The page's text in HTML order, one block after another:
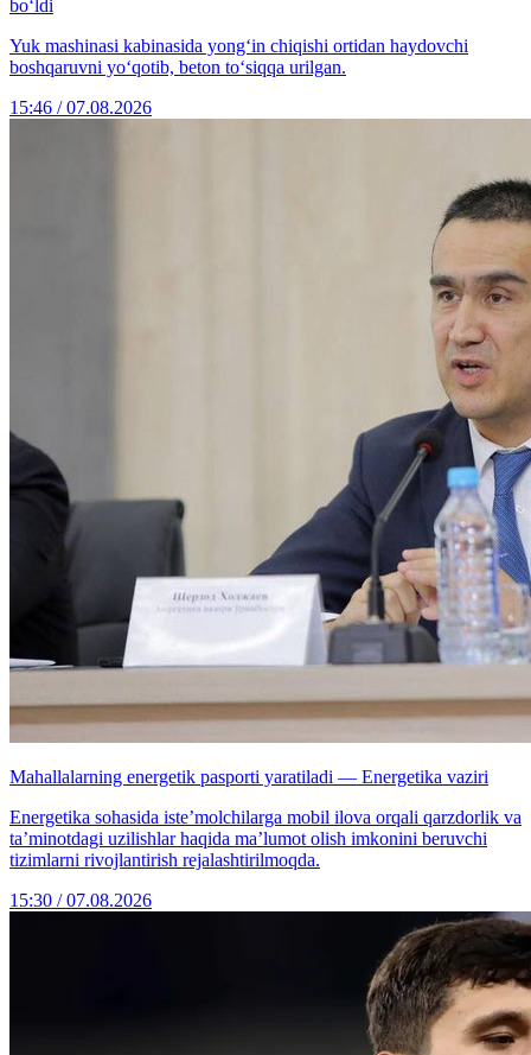
bo‘ldi
Yuk mashinasi kabinasida yong‘in chiqishi ortidan haydovchi
boshqaruvni yo‘qotib, beton to‘siqqa urilgan.
15:46 / 07.08.2026
Mahallalarning energetik pasporti yaratiladi — Energetika vaziri
Energetika sohasida iste’molchilarga mobil ilova orqali qarzdorlik va
ta’minotdagi uzilishlar haqida ma’lumot olish imkonini beruvchi
tizimlarni rivojlantirish rejalashtirilmoqda.
15:30 / 07.08.2026